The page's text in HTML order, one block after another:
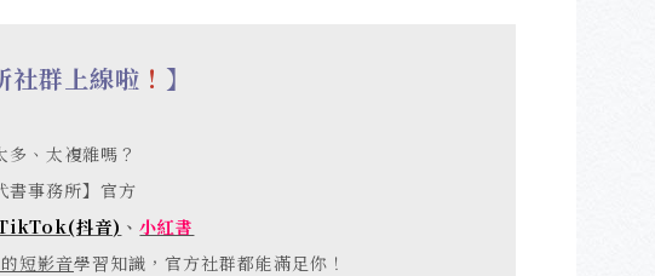
社群上線啦 ！ 】
、太複雜嗎？
書事務所】官方
抖音) 、小紅書
短影音學習知識，官方社群都能滿足你！